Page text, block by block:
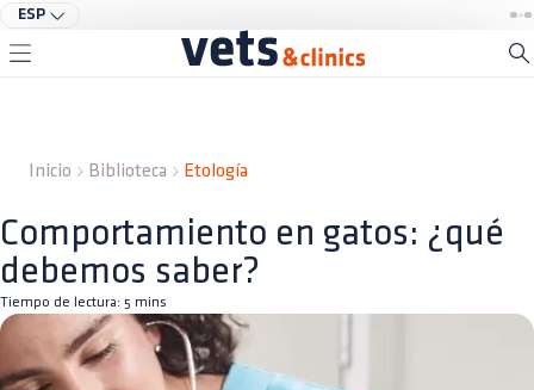
ESP
Inicio Biblioteca Etología
Comportamiento en gatos: ¿qué
debemos saber?
Tiempo de lectura: 5 mins